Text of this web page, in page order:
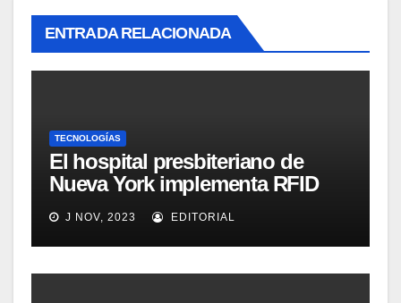
ENTRADA RELACIONADA
TECNOLOGÍAS
El hospital presbiteriano de
Nueva York implementa RFID
para mejorar el proceso de
inventario de equipamiento
médico
J NOV, 2023 EDITORIAL